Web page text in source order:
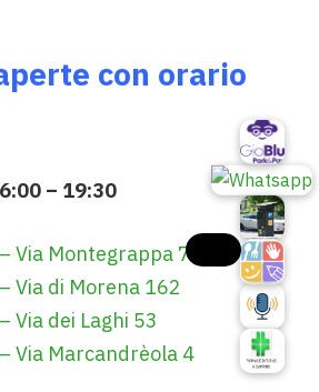
con orario
– 19:30
Via Montegrappa 72
Via di Morena 162
Via dei Laghi 53
Via Marcandrèola 4